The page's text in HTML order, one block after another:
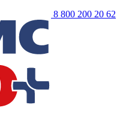
8 800 200 20 62